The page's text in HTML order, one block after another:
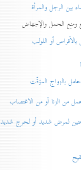
الرجل والمرأة
الحمل والإجهاض
أو اللولب
المؤقّت
الزنا أو من الاغتصاب
شديد أو لحرج شديد